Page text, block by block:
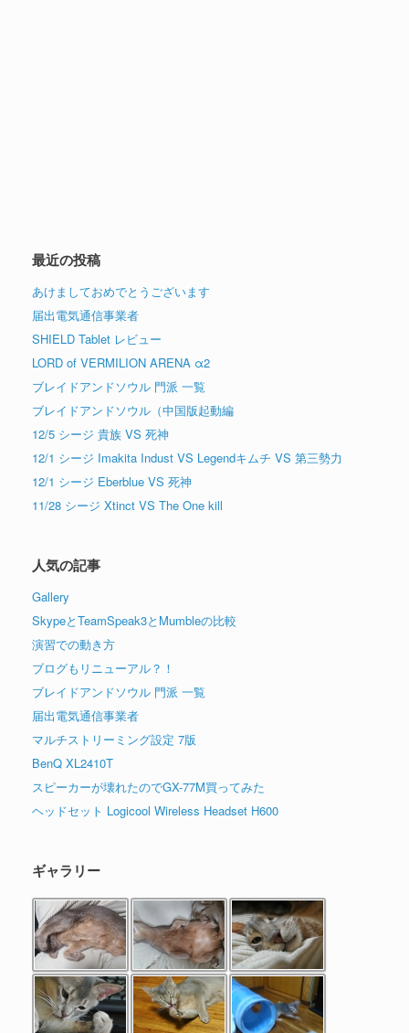
最近の投稿
あけましておめでとうございます
届出電気通信事業者
SHIELD Tablet レビュー
LORD of VERMILION ARENA α2
ブレイドアンドソウル 門派 一覧
ブレイドアンドソウル（中国版起動編
12/5 シージ 貴族 VS 死神
12/1 シージ Imakita Indust VS Legendキムチ VS 第三勢力
12/1 シージ Eberblue VS 死神
11/28 シージ Xtinct VS The One kill
人気の記事
Gallery
SkypeとTeamSpeak3とMumbleの比較
演習での動き方
ブログもリニューアル？！
ブレイドアンドソウル 門派 一覧
届出電気通信事業者
マルチストリーミング設定 7版
BenQ XL2410T
スピーカーが壊れたのでGX-77M買ってみた
ヘッドセット Logicool Wireless Headset H600
ギャラリー